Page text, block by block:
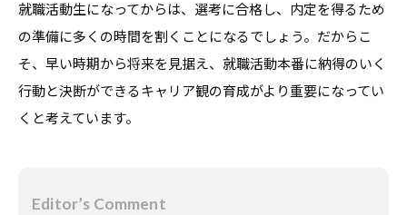
就職活動生になってからは、選考に合格し、内定を得るため
の準備に多くの時間を割くことになるでしょう。だからこ
そ、早い時期から将来を見据え、就職活動本番に納得のいく
行動と決断ができるキャリア観の育成がより重要になってい
くと考えています。
Editor’s Comment